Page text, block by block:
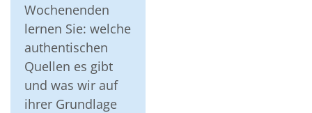
Wochenenden
lernen Sie: welche
authentischen
Quellen es gibt
und was wir auf
ihrer Grundlage